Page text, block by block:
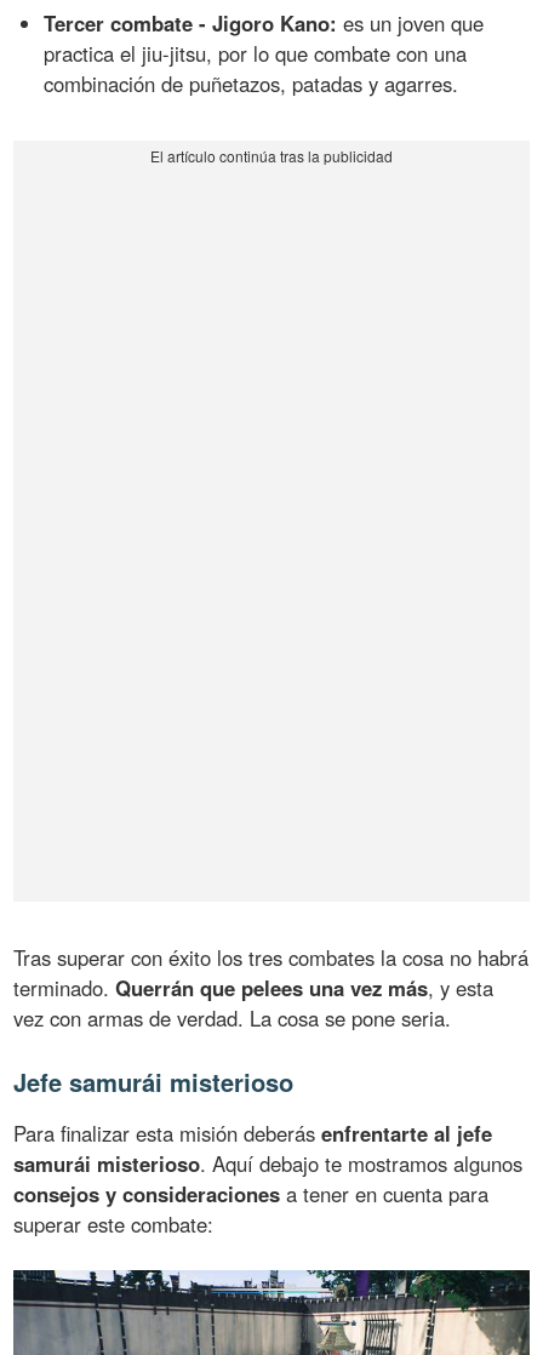
Tercer combate - Jigoro Kano: es un joven que
practica el jiu-jitsu, por lo que combate con una
combinación de puñetazos, patadas y agarres.
Tras superar con éxito los tres combates la cosa no habrá
terminado.Querrán que pelees una vez más, y esta
vez con armas de verdad. La cosa se pone seria.
Jefe samurái misterioso
Para finalizar esta misión deberásenfrentarte al jefe
samurái misterioso. Aquí debajo te mostramos algunos
consejos y consideraciones a tener en cuenta para
superar este combate: